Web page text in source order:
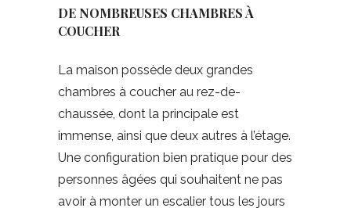
DE NOMBREUSES CHAMBRES À
COUCHER
La maison possède deux grandes
chambres à coucher au rez-de-
chaussée, dont la principale est
immense, ainsi que deux autres à l’étage.
Une configuration bien pratique pour des
personnes âgées qui souhaitent ne pas
avoir à monter un escalier tous les jours